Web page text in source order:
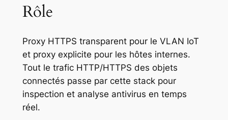
Rôle
Proxy HTTPS transparent pour le VLAN IoT
et proxy explicite pour les hôtes internes.
Tout le trafic HTTP/HTTPS des objets
connectés passe par cette stack pour
inspection et analyse antivirus en temps
réel.